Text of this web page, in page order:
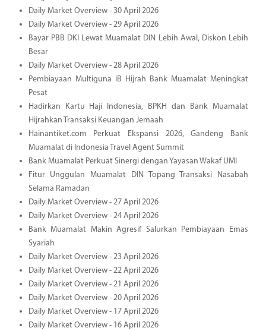
Daily Market Overview - 30 April 2026
Daily Market Overview - 29 April 2026
Bayar PBB DKI Lewat Muamalat DIN Lebih Awal, Diskon Lebih
Besar
Daily Market Overview - 28 April 2026
Pembiayaan Multiguna iB Hijrah Bank Muamalat Meningkat
Pesat
Hadirkan Kartu Haji Indonesia, BPKH dan Bank Muamalat
Hijrahkan Transaksi Keuangan Jemaah
Hainantiket.com Perkuat Ekspansi 2026, Gandeng Bank
Muamalat di Indonesia Travel Agent Summit
Bank Muamalat Perkuat Sinergi dengan Yayasan Wakaf UMI
Fitur Unggulan Muamalat DIN Topang Transaksi Nasabah
Selama Ramadan
Daily Market Overview - 27 April 2026
Daily Market Overview - 24 April 2026
Bank Muamalat Makin Agresif Salurkan Pembiayaan Emas
Syariah
Daily Market Overview - 23 April 2026
Daily Market Overview - 22 April 2026
Daily Market Overview - 21 April 2026
Daily Market Overview - 20 April 2026
Daily Market Overview - 17 April 2026
Daily Market Overview - 16 April 2026